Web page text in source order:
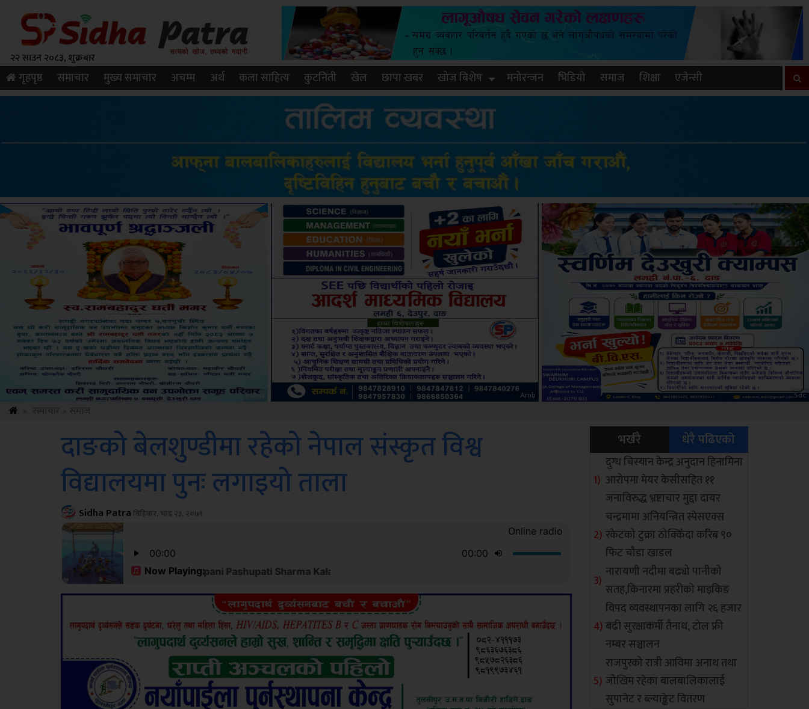
२२ साउन २०८३, शुक्रबार
गृहपृष्ठ समाचार मुख्य समाचार अचम्म अर्थ कला साहित्य कुटनिती खेल छापा खबर खोज बिशेष मनोरन्जन भिडियो समाज शिक्षा एजेन्सी
Amb Sdc ksbus
दाङको बेलशुण्डीमा रहेको नेपाल संस्कृत विश्व
विद्यालयमा पुनः लगाइयो ताला
Sidha Patraबिहिबार, भाद्र २३, २०७९
भर्खरै धेरै पढिएको
दुग्ध चिस्यान केन्द्र अनुदान हिनामिना
आरोपमा मेयर केसीसहित ११
जनाविरुद्ध भ्रष्टाचार मुद्दा दायर
चन्द्रमामा अनियन्त्रित स्पेसएक्स
रकेटको टुक्रा ठोक्किँदा करिब ९०
फिट चौडा खाडल
नारायणी नदीमा बढ्यो पानीको
सतह,किनारमा प्रहरीको माइकिङ
विपद व्यवस्थापनका लागि २६ हजार
बढी सुरक्षाकर्मी तैनाथ, टोल फ्री
नम्बर सञ्चालन
राजपुरको रात्री आविमा अनाथ तथा
जोखिम रहेका बालबालिकालाई
सुपानेट र ब्ल्याङ्केट वितरण